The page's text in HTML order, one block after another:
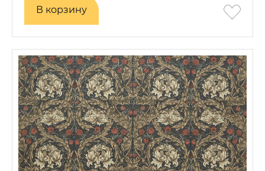
В корзину
В корзину